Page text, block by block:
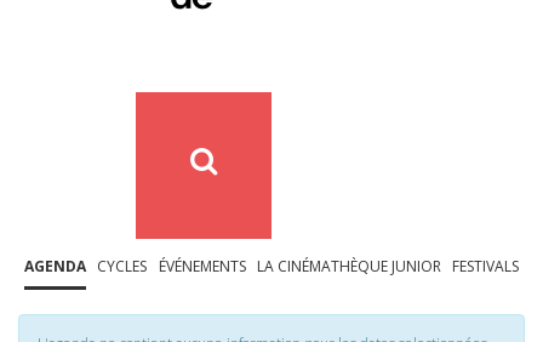
AGENDA CYCLES ÉVÉNEMENTS LA CINÉMATHÈQUE JUNIOR FESTIVALS